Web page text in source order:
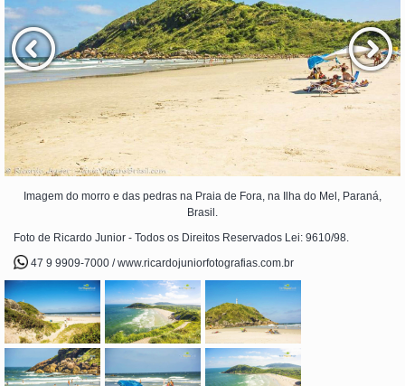
Imagem do morro e das pedras na Praia de Fora, na Ilha do Mel, Paraná,
Brasil.
Foto de Ricardo Junior - Todos os Direitos Reservados Lei: 9610/98.
47 9 9909-7000 / www.ricardojuniorfotografias.com.br